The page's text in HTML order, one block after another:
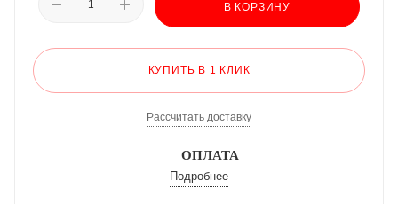
В КОРЗИНУ
КУПИТЬ В 1 КЛИК
Рассчитать доставку
ОПЛАТА
Подробнее